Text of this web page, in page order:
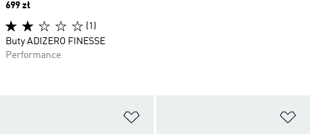
Price
699 zł
(1)
Buty ADIZERO FINESSE
Performance